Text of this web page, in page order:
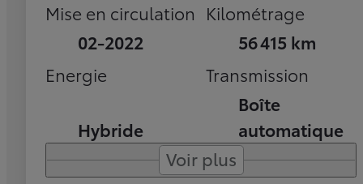
Mise en circulation
02-2022
Kilométrage
56 415 km
Energie
Hybride
Transmission
Boîte
automatique
Voir plus